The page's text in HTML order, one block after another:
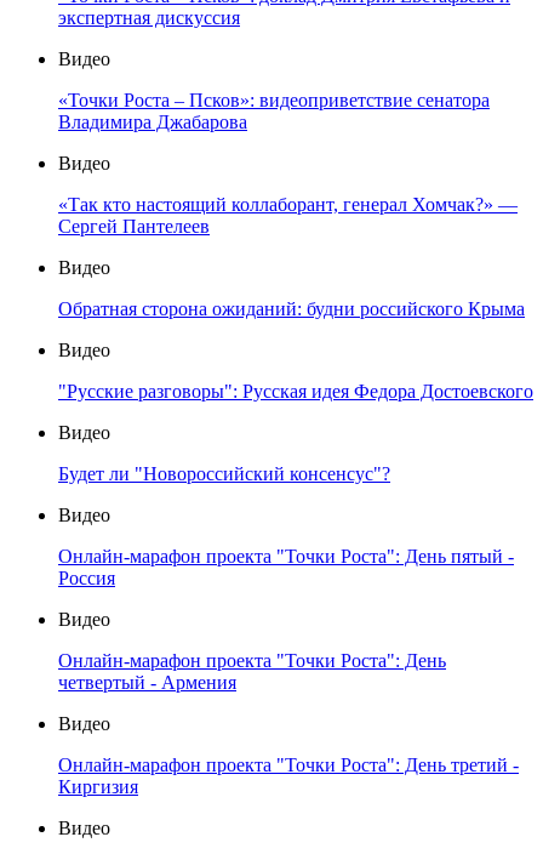
экспертная дискуссия
Видео
«Точки Роста – Псков»: видеоприветствие сенатора
Владимира Джабарова
Видео
«Так кто настоящий коллаборант, генерал Хомчак?» —
Сергей Пантелеев
Видео
Обратная сторона ожиданий: будни российского Крыма
Видео
"Русские разговоры": Русская идея Федора Достоевского
Видео
Будет ли "Новороссийский консенсус"?
Видео
Онлайн-марафон проекта "Точки Роста": День пятый -
Россия
Видео
Онлайн-марафон проекта "Точки Роста": День
четвертый - Армения
Видео
Онлайн-марафон проекта "Точки Роста": День третий -
Киргизия
Видео